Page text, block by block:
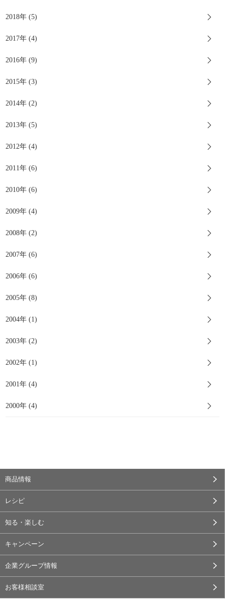
2018年 (5)
2017年 (4)
2016年 (9)
2015年 (3)
2014年 (2)
2013年 (5)
2012年 (4)
2011年 (6)
2010年 (6)
2009年 (4)
2008年 (2)
2007年 (6)
2006年 (6)
2005年 (8)
2004年 (1)
2003年 (2)
2002年 (1)
2001年 (4)
2000年 (4)
商品情報
レシピ
知る・楽しむ
キャンペーン
企業グループ情報
お客様相談室